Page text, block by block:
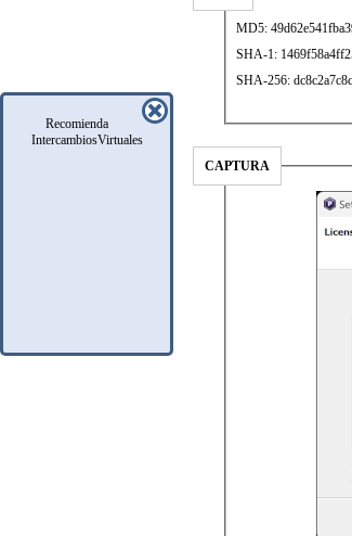
Recomienda
IntercambiosVirtuales
MD5:
SHA-1:
SHA-256:
CAPTURA